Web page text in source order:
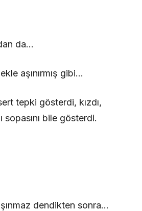
da…
aşınırmış gibi…
tepki gösterdi, kızdı,
sopasını bile gösterdi.
dendikten sonra…